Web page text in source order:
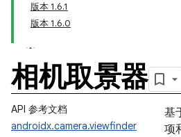
版本 1.6.1
版本 1.6.0
相机取景器
API 参考文档
androidx.camera.viewfinder
基
项